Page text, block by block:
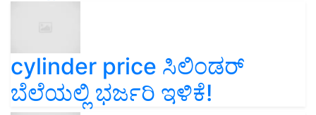
cylinder price ಸಿಲಿಂಡರ್‌
ಬೆಲೆಯಲ್ಲಿ ಭರ್ಜರಿ ಇಳಿಕೆ!